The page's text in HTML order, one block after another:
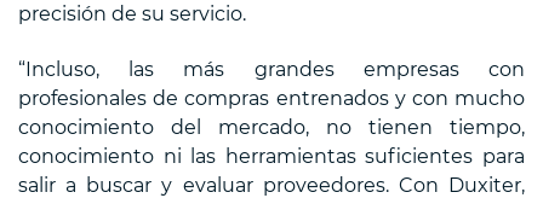
precisión de su servicio.
“Incluso, las más grandes empresas con
profesionales de compras entrenados y con mucho
conocimiento del mercado, no tienen tiempo,
conocimiento ni las herramientas suficientes para
salir a buscar y evaluar proveedores. Con Duxiter,